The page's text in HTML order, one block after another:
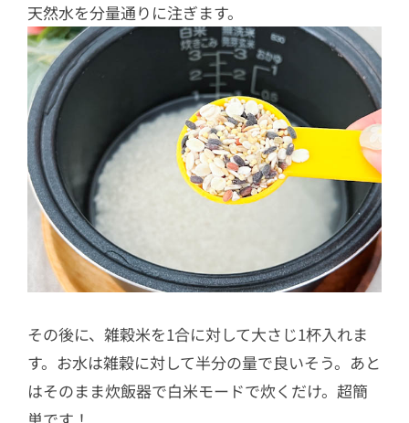
天然水を分量通りに注ぎます。
その後に、雑穀米を1合に対して大さじ1杯入れま
す。お水は雑穀に対して半分の量で良いそう。あと
はそのまま炊飯器で白米モードで炊くだけ。超簡